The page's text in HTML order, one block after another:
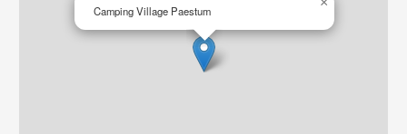
Camping Village Paestum